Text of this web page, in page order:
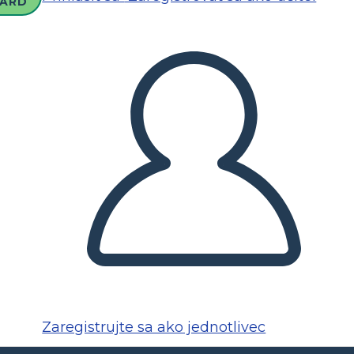
Zaregistrujte sa ako jednotlivec